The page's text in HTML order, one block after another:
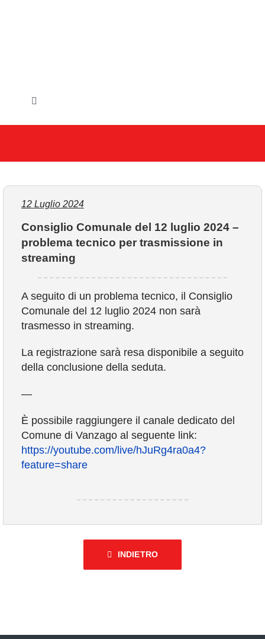
Toggle
IL COMUNE
SERVIZI E UTILITA’
AREE TEMATICHE
VIVERE VANZAGO
COMUNICAZIONE
12 Luglio 2024
Consiglio Comunale del 12 luglio 2024 –
problema tecnico per trasmissione in
streaming
A seguito di un problema tecnico, il Consiglio
Comunale del 12 luglio 2024 non sarà
trasmesso in streaming.
La registrazione sarà resa disponibile a seguito
della conclusione della seduta.
—
È possibile raggiungere il canale dedicato del
Comune di Vanzago al seguente link:
https://youtube.com/live/hJuRg4ra0a4?
feature=share
INDIETRO